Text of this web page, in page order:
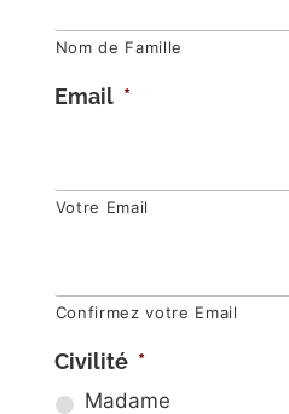
Nom de Famille
Email *
Votre Email
Confirmez votre Email
Civilité *
Madame